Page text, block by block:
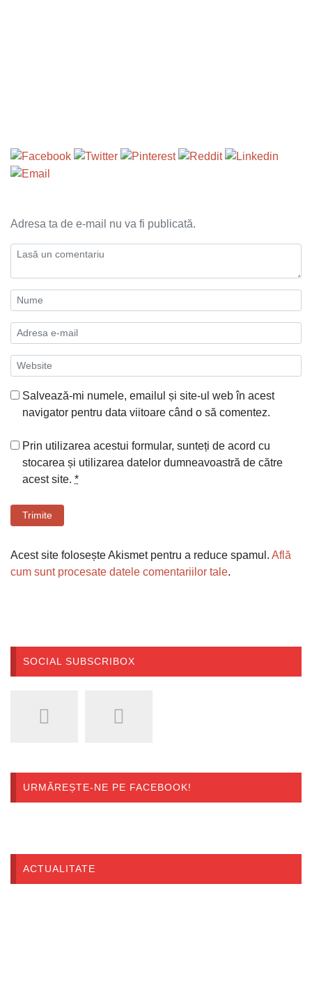
Adresa ta de e-mail nu va fi publicată.
Salvează-mi numele, emailul și site-ul web în acest
navigator pentru data viitoare când o să comentez.
Prin utilizarea acestui formular, sunteți de acord cu
stocarea și utilizarea datelor dumneavoastră de către
acest site. *
Trimite
Acest site folosește Akismet pentru a reduce spamul. Află
cum sunt procesate datele comentariilor tale.
SOCIAL SUBSCRIBOX
URMĂREȘTE-NE PE FACEBOOK!
ACTUALITATE